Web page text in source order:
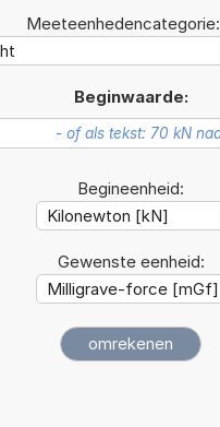
Meeteenhedencategorie:
Beginwaarde:
Begineenheid:
Gewenste eenheid: